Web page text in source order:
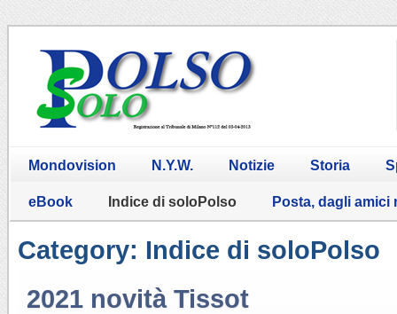
Mondovision N.Y.W. Notizie Storia
eBook Indice di soloPolso Posta, dagli amici
Category: Indice di soloPolso
2021 novità Tissot